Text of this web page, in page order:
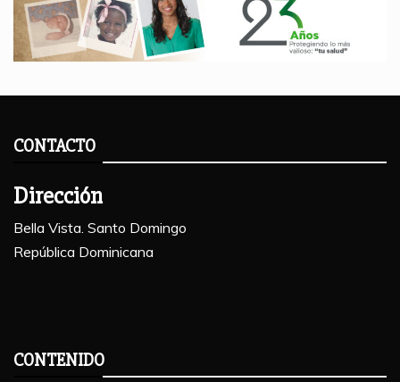
CONTACTO
Dirección
Bella Vista. Santo Domingo
República Dominicana
CONTENIDO